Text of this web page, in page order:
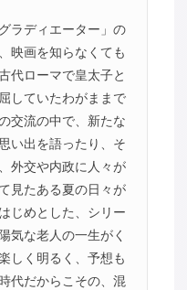
ラディエーター」の
映画を知らなくても
代ローマで皇太子と
していたわがままで
交流の中で、新たな
い出を語ったり、そ
外交や内政に人々が
見たある夏の日々が
じめとした、シリー
気な老人の一生がく
しく明るく、予想も
代だからこその、混